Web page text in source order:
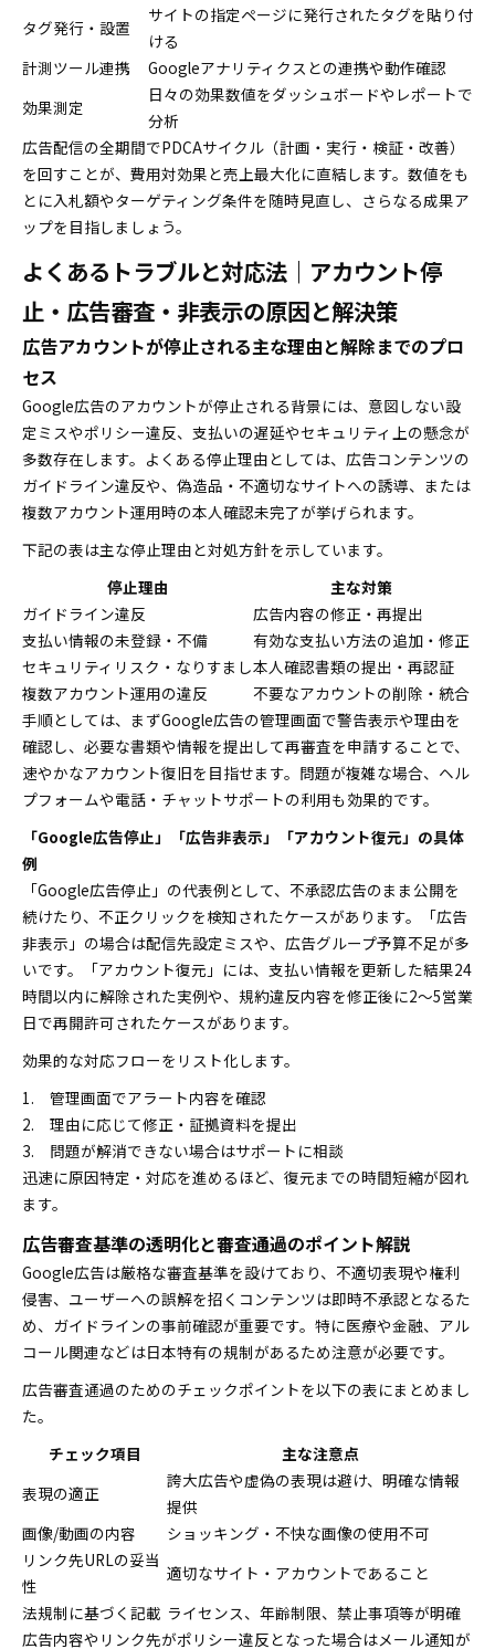
タグ発行・設置
サイトの指定ページに発行されたタグを貼り付
ける
計測ツール連携
Googleアナリティクスとの連携や動作確認
効果測定
日々の効果数値をダッシュボードやレポートで
分析
広告配信の全期間でPDCAサイクル（計画・実行・検証・改善）
を回すことが、費用対効果と売上最大化に直結します。数値をも
とに入札額やターゲティング条件を随時見直し、さらなる成果ア
ップを目指しましょう。
よくあるトラブルと対応法｜アカウント停
止・広告審査・非表示の原因と解決策
広告アカウントが停止される主な理由と解除までのプロ
セス
Google広告のアカウントが停止される背景には、意図しない設
定ミスやポリシー違反、支払いの遅延やセキュリティ上の懸念が
多数存在します。よくある停止理由としては、広告コンテンツの
ガイドライン違反や、偽造品・不適切なサイトへの誘導、または
複数アカウント運用時の本人確認未完了が挙げられます。
下記の表は主な停止理由と対処方針を示しています。
停止理由
主な対策
ガイドライン違反
広告内容の修正・再提出
支払い情報の未登録・不備
有効な支払い方法の追加・修正
セキュリティリスク・なりすまし本人確認書類の提出・再認証
複数アカウント運用の違反
不要なアカウントの削除・統合
手順としては、まずGoogle広告の管理画面で警告表示や理由を
確認し、必要な書類や情報を提出して再審査を申請することで、
速やかなアカウント復旧を目指せます。問題が複雑な場合、ヘル
プフォームや電話・チャットサポートの利用も効果的です。
「Google広告停止」「広告非表示」「アカウント復元」の具体
例
「Google広告停止」の代表例として、不承認広告のまま公開を
続けたり、不正クリックを検知されたケースがあります。「広告
非表示」の場合は配信先設定ミスや、広告グループ予算不足が多
いです。「アカウント復元」には、支払い情報を更新した結果24
時間以内に解除された実例や、規約違反内容を修正後に2～5営業
日で再開許可されたケースがあります。
効果的な対応フローをリスト化します。
管理画面でアラート内容を確認
理由に応じて修正・証拠資料を提出
問題が解消できない場合はサポートに相談
迅速に原因特定・対応を進めるほど、復元までの時間短縮が図れ
ます。
広告審査基準の透明化と審査通過のポイント解説
Google広告は厳格な審査基準を設けており、不適切表現や権利
侵害、ユーザーへの誤解を招くコンテンツは即時不承認となるた
め、ガイドラインの事前確認が重要です。特に医療や金融、アル
コール関連などは日本特有の規制があるため注意が必要です。
広告審査通過のためのチェックポイントを以下の表にまとめまし
た。
チェック項目
主な注意点
表現の適正
誇大広告や虚偽の表現は避け、明確な情報
提供
画像/動画の内容
ショッキング・不快な画像の使用不可
リンク先URLの妥当
性
適切なサイト・アカウントであること
法規制に基づく記載 ライセンス、年齢制限、禁止事項等が明確
広告内容やリンク先がポリシー違反となった場合はメール通知が